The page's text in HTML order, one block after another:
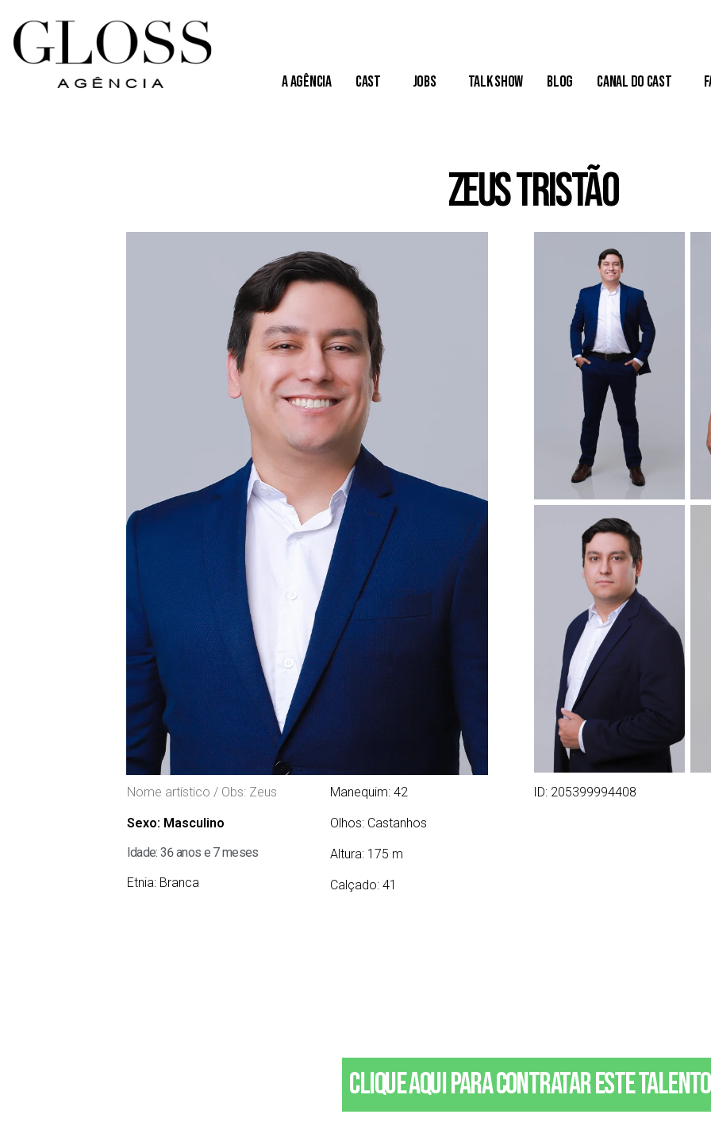
A Agência Cast Jobs Talk Show Blog Canal do Cast
Zeus Tristão
Nome artístico / Obs: Zeus
Sexo: Masculino
Idade: 36 anos e 7 meses
Etnia: Branca
Manequim: 42
Olhos: Castanhos
Altura: 175 m
Calçado: 41
ID: 205399994408
Clique aqui para contratar este talento